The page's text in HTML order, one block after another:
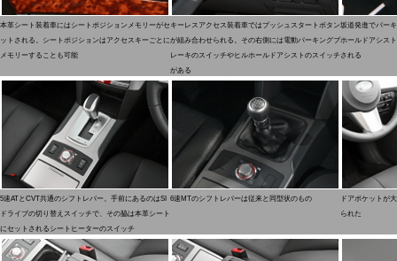
本革シート装着車にはシートポジションメモリーがセ
ットされる。シートポジションはアクセスキーごとに
メモリーすることも可能
キーレスアクセス装着車ではプッシュスタートボタン
が組み合わせられる。その右側には電動パーキングブ
レーキのスイッチやヒルホールドアシストのスイッチ
がある
坂道発進でパー
ホールドアシス
される
5速ATとCVT共通のシフトレバー。手前にあるのはSI
ドライブの切り替えスイッチで、その脇は本革シート
にセットされるシートヒーターのスイッチ
6速MTのシフトレバーは従来と同型状のもの
ドアポケットが
られた